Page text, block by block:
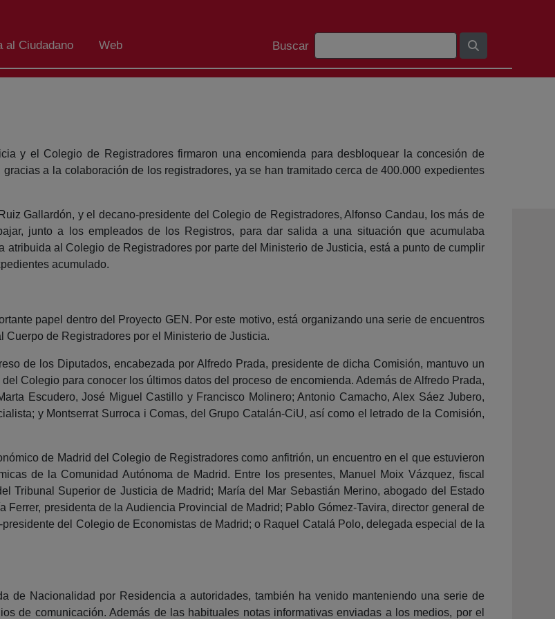
al Ciudadano Web
Barra de cerca
Buscar
y el Colegio de Registradores firmaron una encomienda para desbloquear la concesión de
a la colaboración de los registradores, ya se han tramitado cerca de 400.000 expedientes
Gallardón, y el decano-presidente del Colegio de Registradores, Alfonso Candau, los más de
junto a los empleados de los Registros, para dar salida a una situación que acumulaba
al Colegio de Registradores por parte del Ministerio de Justicia, está a punto de cumplir
acumulado.
papel dentro del Proyecto GEN. Por este motivo, está organizando una serie de encuentros
de Registradores por el Ministerio de Justicia.
de los Diputados, encabezada por Alfredo Prada, presidente de dicha Comisión, mantuvo un
Colegio para conocer los últimos datos del proceso de encomienda. Además de Alfredo Prada,
Escudero, José Miguel Castillo y Francisco Molinero; Antonio Camacho, Alex Sáez Jubero,
y Montserrat Surroca i Comas, del Grupo Catalán-CiU, así como el letrado de la Comisión,
de Madrid del Colegio de Registradores como anfitrión, un encuentro en el que estuvieron
de la Comunidad Autónoma de Madrid. Entre los presentes, Manuel Moix Vázquez, fiscal
Tribunal Superior de Justicia de Madrid; María del Mar Sebastián Merino, abogado del Estado
presidenta de la Audiencia Provincial de Madrid; Pablo Gómez-Tavira, director general de
del Colegio de Economistas de Madrid; o Raquel Catalá Polo, delegada especial de la
de Nacionalidad por Residencia a autoridades, también ha venido manteniendo una serie de
de comunicación. Además de las habituales notas informativas enviadas a los medios, por el